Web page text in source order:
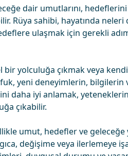
dair umutlarını,
Rüya sahibi, hayatında neleri
ulaşmak için gerekli
yolculuğa çıkmak veya
yeni deneyimlerin, bilgilerin
daha iyi anlamak,
çıkabilir.
umut, hedefler ve
değişime veya ilerlemeye